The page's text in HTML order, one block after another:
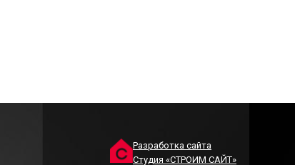
Разработка сайта
Студия «СТРОИМ САЙТ»